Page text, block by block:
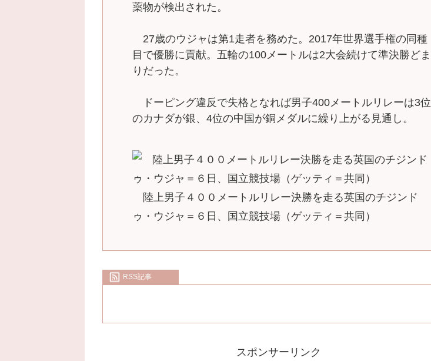
薬物が検出された。
27歳のウジャは第1走者を務めた。2017年世界選手権の同種
目で優勝に貢献。五輪の100メートルは2大会続けて準決勝どま
りだった。
ドーピング違反で失格となれば男子400メートルリレーは3位
のカナダが銀、4位の中国が銅メダルに繰り上がる見通し。
陸上男子４００メートルリレー決勝を走る英国のチジンド
ゥ・ウジャ＝６日、国立競技場（ゲッティ＝共同）
RSS記事
スポンサーリンク